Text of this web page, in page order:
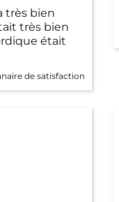
très bien
très bien
était
de satisfaction